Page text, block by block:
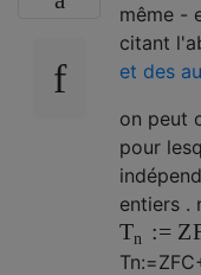
même -
citant
et des
on peut
pour
entiers .
Tn := Z
Tn:=ZFC